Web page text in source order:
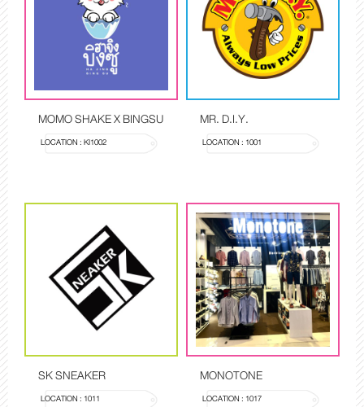
MOMO SHAKE X BINGSU
LOCATION : KI1002
MR. D.I.Y.
LOCATION : 1001
SK SNEAKER
LOCATION : 1011
MONOTONE
LOCATION : 1017